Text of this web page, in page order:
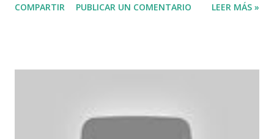
COMPARTIR PUBLICAR UN COMENTARIO LEER MÁS »